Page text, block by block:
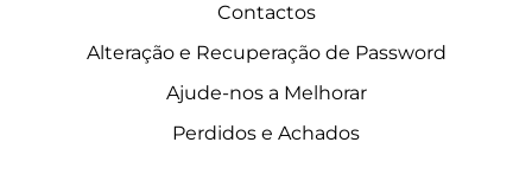
Contactos
Alteração e Recuperação de Password
Ajude-nos a Melhorar
Perdidos e Achados